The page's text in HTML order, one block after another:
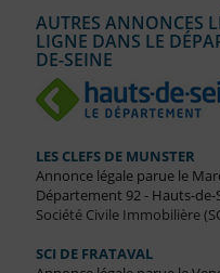
AUTRES ANNONCES
LIGNE DANS LE
DE-SEINE
LES CLEFS DE MUNSTER
Annonce légale parue le
Département 92 - Hauts-de-
Société Civile Immobilière
SCI DE FRATAVAL